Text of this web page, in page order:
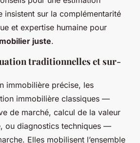
insistent sur la complémentarité
et expertise humaine pour
juste.
traditionnelles et sur-
immobilière précise, les
immobilière classiques —
de marché, calcul de la valeur
ou diagnostics techniques —
Elles mobilisent l’ensemble